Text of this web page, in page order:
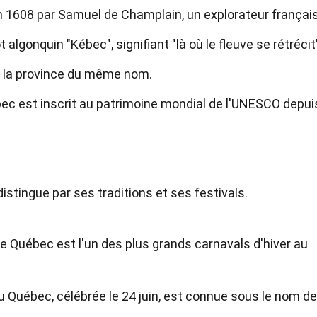
1608 par Samuel de Champlain, un explorateur
algonquin "Kébec", signifiant "là où le fleuve se
province du même nom.
est inscrit au patrimoine mondial de l'UNESCO
par ses traditions et ses festivals.
Québec est l'un des plus grands carnavals d'hiver au
Québec, célébrée le 24 juin, est connue sous le nom